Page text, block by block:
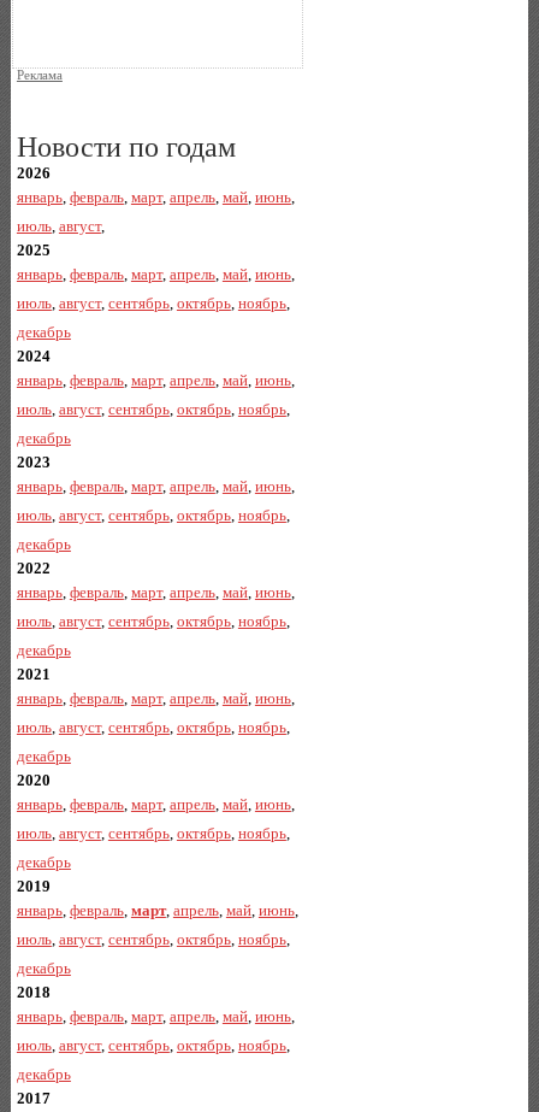
Реклама
Новости по годам
2026
январь, февраль, март, апрель, май, июнь,
июль, август,
2025
январь, февраль, март, апрель, май, июнь,
июль, август, сентябрь, октябрь, ноябрь,
декабрь
2024
январь, февраль, март, апрель, май, июнь,
июль, август, сентябрь, октябрь, ноябрь,
декабрь
2023
январь, февраль, март, апрель, май, июнь,
июль, август, сентябрь, октябрь, ноябрь,
декабрь
2022
январь, февраль, март, апрель, май, июнь,
июль, август, сентябрь, октябрь, ноябрь,
декабрь
2021
январь, февраль, март, апрель, май, июнь,
июль, август, сентябрь, октябрь, ноябрь,
декабрь
2020
январь, февраль, март, апрель, май, июнь,
июль, август, сентябрь, октябрь, ноябрь,
декабрь
2019
январь, февраль, март, апрель, май, июнь,
июль, август, сентябрь, октябрь, ноябрь,
декабрь
2018
январь, февраль, март, апрель, май, июнь,
июль, август, сентябрь, октябрь, ноябрь,
декабрь
2017